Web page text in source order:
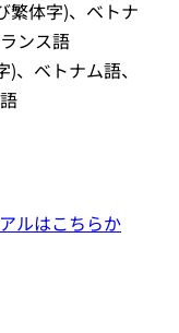
繁体字)、ベトナ
ンス語
、ベトナム語、
ルはこちらか